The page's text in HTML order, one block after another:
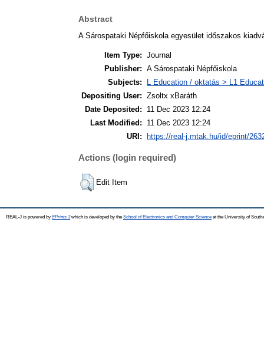
Abstract
A Sárospataki Népfőiskola egyesület időszakos
Item Type: Journal
Publisher: A Sárospataki Népfőiskola
Subjects:
L Education / oktatás > L1
Depositing User: Zsoltx xBaráth
Date Deposited:
11 Dec 2023 12:24
Last Modified:
11 Dec 2023 12:24
URI: https://real-j.mtak.hu/id/eprint/
Actions (login required)
Edit Item
REAL-J is powered by EPrints 3which is developed by the School of Electronics and Computer Science at the University of